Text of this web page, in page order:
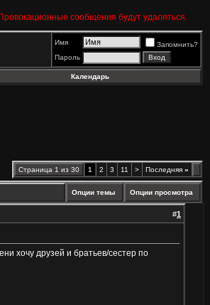
сообщения будут удаляться.
Имя
Запомнить?
Пароль
Календарь
Страница 1 из 30 1 2 3 11 > Последняя »
Опции темы Опции просмотра
#1
хочу друзей и братьев/сестер по